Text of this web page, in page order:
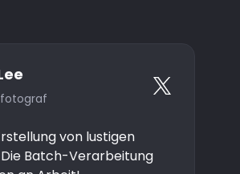
von lustigen
Batch-Verarbeitung